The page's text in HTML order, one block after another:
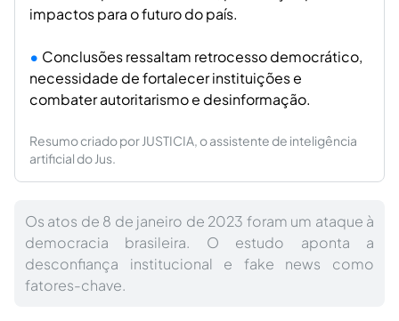
impactos para o futuro do país.
Conclusões ressaltam retrocesso democrático,
necessidade de fortalecer instituições e
combater autoritarismo e desinformação.
Resumo criado por JUSTICIA, o assistente de inteligência
artificial do Jus.
Os atos de 8 de janeiro de 2023 foram um ataque à
democracia brasileira. O estudo aponta a
desconfiança institucional e fake news como
fatores-chave.